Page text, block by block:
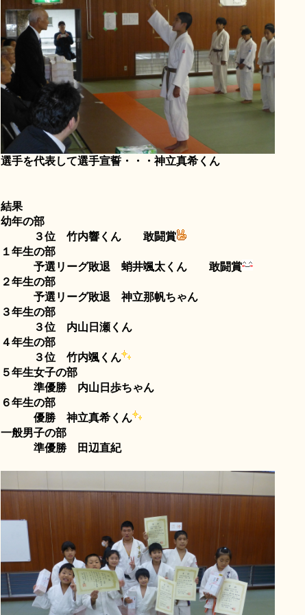
選手を代表して選手宣誓・・・神立真希くん
結果
幼年の部
３位 竹内響くん 敢闘賞
１年生の部
予選リーグ敗退 蛸井颯太くん 敢闘賞
２年生の部
予選リーグ敗退 神立那帆ちゃん
３年生の部
３位 内山日瀬くん
４年生の部
３位 竹内颯くん
５年生女子の部
準優勝 内山日歩ちゃん
６年生の部
優勝 神立真希くん
一般男子の部
準優勝 田辺直紀